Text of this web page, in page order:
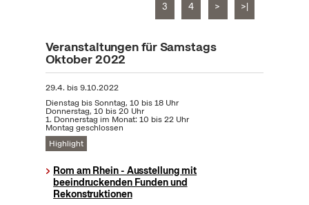
3 4 > >|
Veranstaltungen für Samstags
Oktober 2022
29.4. bis9.10.2022
Dienstag bis Sonntag, 10 bis 18 Uhr
Donnerstag, 10 bis 20 Uhr
1. Donnerstag im Monat: 10 bis 22 Uhr
Montag geschlossen
Highlight
Rom am Rhein - Ausstellung mit
beeindruckenden Funden und
Rekonstruktionen